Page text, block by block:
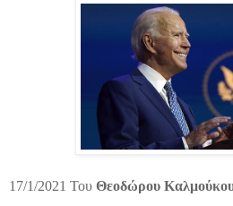
17/1/2021 Του Θεοδώρου